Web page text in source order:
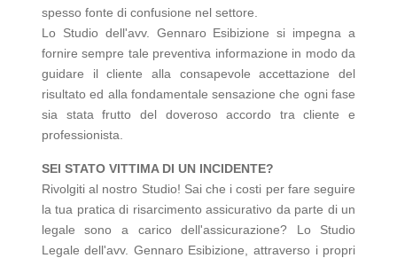
spesso fonte di confusione nel settore.
Lo Studio dell'avv. Gennaro Esibizione si impegna a
fornire sempre tale preventiva informazione in modo da
guidare il cliente alla consapevole accettazione del
risultato ed alla fondamentale sensazione che ogni fase
sia stata frutto del doveroso accordo tra cliente e
professionista.
SEI STATO VITTIMA DI UN INCIDENTE?
Rivolgiti al nostro Studio! Sai che i costi per fare seguire
la tua pratica di risarcimento assicurativo da parte di un
legale sono a carico dell'assicurazione? Lo Studio
Legale dell'avv. Gennaro Esibizione, attraverso i propri